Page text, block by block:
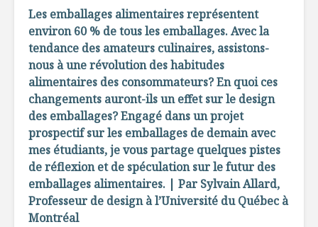
Les emballages alimentaires représentent
environ 60 % de tous les emballages. Avec la
tendance des amateurs culinaires, assistons-
nous à une révolution des habitudes
alimentaires des consommateurs? En quoi ces
changements auront-ils un effet sur le design
des emballages? Engagé dans un projet
prospectif sur les emballages de demain avec
mes étudiants, je vous partage quelques pistes
de réflexion et de spéculation sur le futur des
emballages alimentaires. | Par Sylvain Allard,
Professeur de design à l’Université du Québec à
Montréal
feu dans
l’évolution de la
cuisine
Ces farines
anciennes
au goût du jour
nutrition
Ça roule, ça nage,
ça patine…
À la